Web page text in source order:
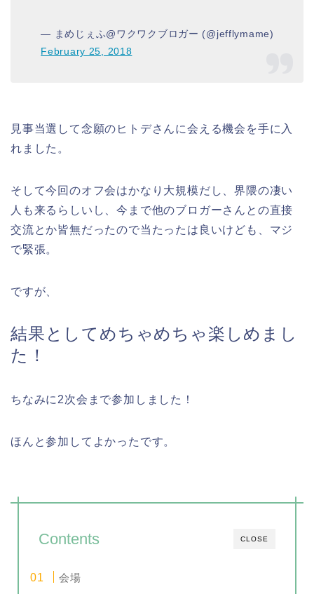
— まめじぇふ@ワクワクブロガー (@jefflymame)
February 25, 2018
見事当選して念願のヒトデさんに会える機会を手に入
れました。
そして今回のオフ会はかなり大規模だし、界隈の凄い
人も来るらしいし、今まで他のブロガーさんとの直接
交流とか皆無だったので当たったは良いけども、マジ
で緊張。
ですが、
結果としてめちゃめちゃ楽しめまし
た！
ちなみに2次会まで参加しました！
ほんと参加してよかったです。
CLOSE
Contents
会場